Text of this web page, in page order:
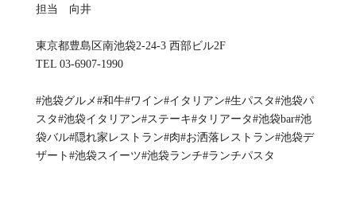
担当 向井
東京都豊島区南池袋2-24-3 西部ビル2F
TEL 03-6907-1990
#池袋グルメ#和牛#ワイン#イタリアン#生パスタ#池袋パ
スタ#池袋イタリアン#ステーキ#タリアータ#池袋bar#池
袋バル#隠れ家レストラン#肉#お洒落レストラン#池袋デ
ザート#池袋スイーツ#池袋ランチ#ランチパスタ